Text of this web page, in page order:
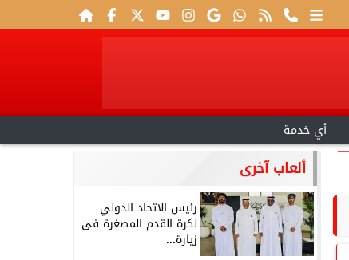
أي خدمة
ألعاب آخرى
رئيس الاتحاد الدولي
لكرة القدم المصغرة فى
زيارة...